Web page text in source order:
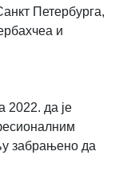
Петербурга,
и
2022. да је
забрањено да